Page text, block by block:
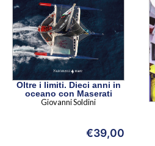
Oltre i limiti. Dieci anni in
oceano con Maserati
Giovanni Soldini
€39,00